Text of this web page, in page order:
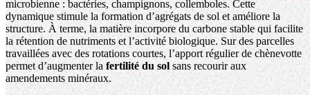
microbienne : bactéries, champignons, collemboles. Cette
dynamique stimule la formation d’agrégats de sol et améliore la
structure. À terme, la matière incorpore du carbone stable qui facilite
la rétention de nutriments et l’activité biologique. Sur des parcelles
travaillées avec des rotations courtes, l’apport régulier de chènevotte
permet d’augmenter la fertilité du solsans recourir aux
amendements minéraux.